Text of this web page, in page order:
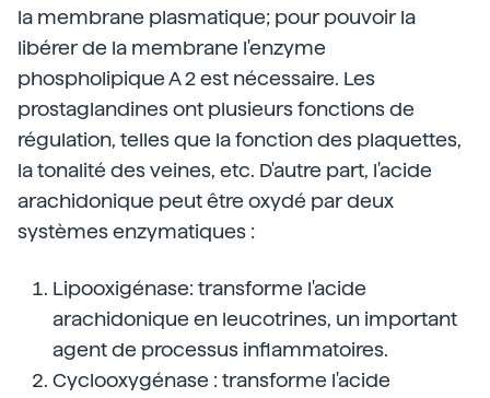
la membrane plasmatique; pour pouvoir la
libérer de la membrane l'enzyme
phospholipique A 2 est nécessaire. Les
prostaglandines ont plusieurs fonctions de
régulation, telles que la fonction des plaquettes,
la tonalité des veines, etc. D'autre part, l'acide
arachidonique peut être oxydé par deux
systèmes enzymatiques :
Lipooxigénase: transforme l'acide
arachidonique en leucotrines, un important
agent de processus inflammatoires.
Cyclooxygénase : transforme l'acide